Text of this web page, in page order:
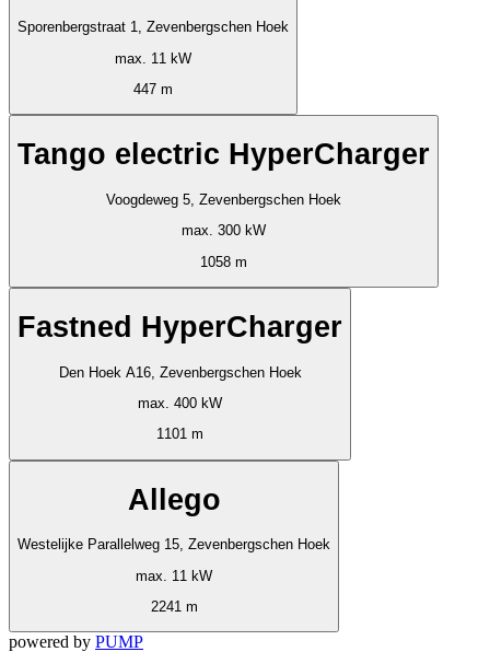
Sporenbergstraat 1, Zevenbergschen Hoek
max. 11 kW
447 m
Tango electric HyperCharger
Voogdeweg 5, Zevenbergschen Hoek
max. 300 kW
1058 m
Fastned HyperCharger
Den Hoek A16, Zevenbergschen Hoek
max. 400 kW
1101 m
Allego
Westelijke Parallelweg 15, Zevenbergschen Hoek
max. 11 kW
2241 m
powered by PUMP